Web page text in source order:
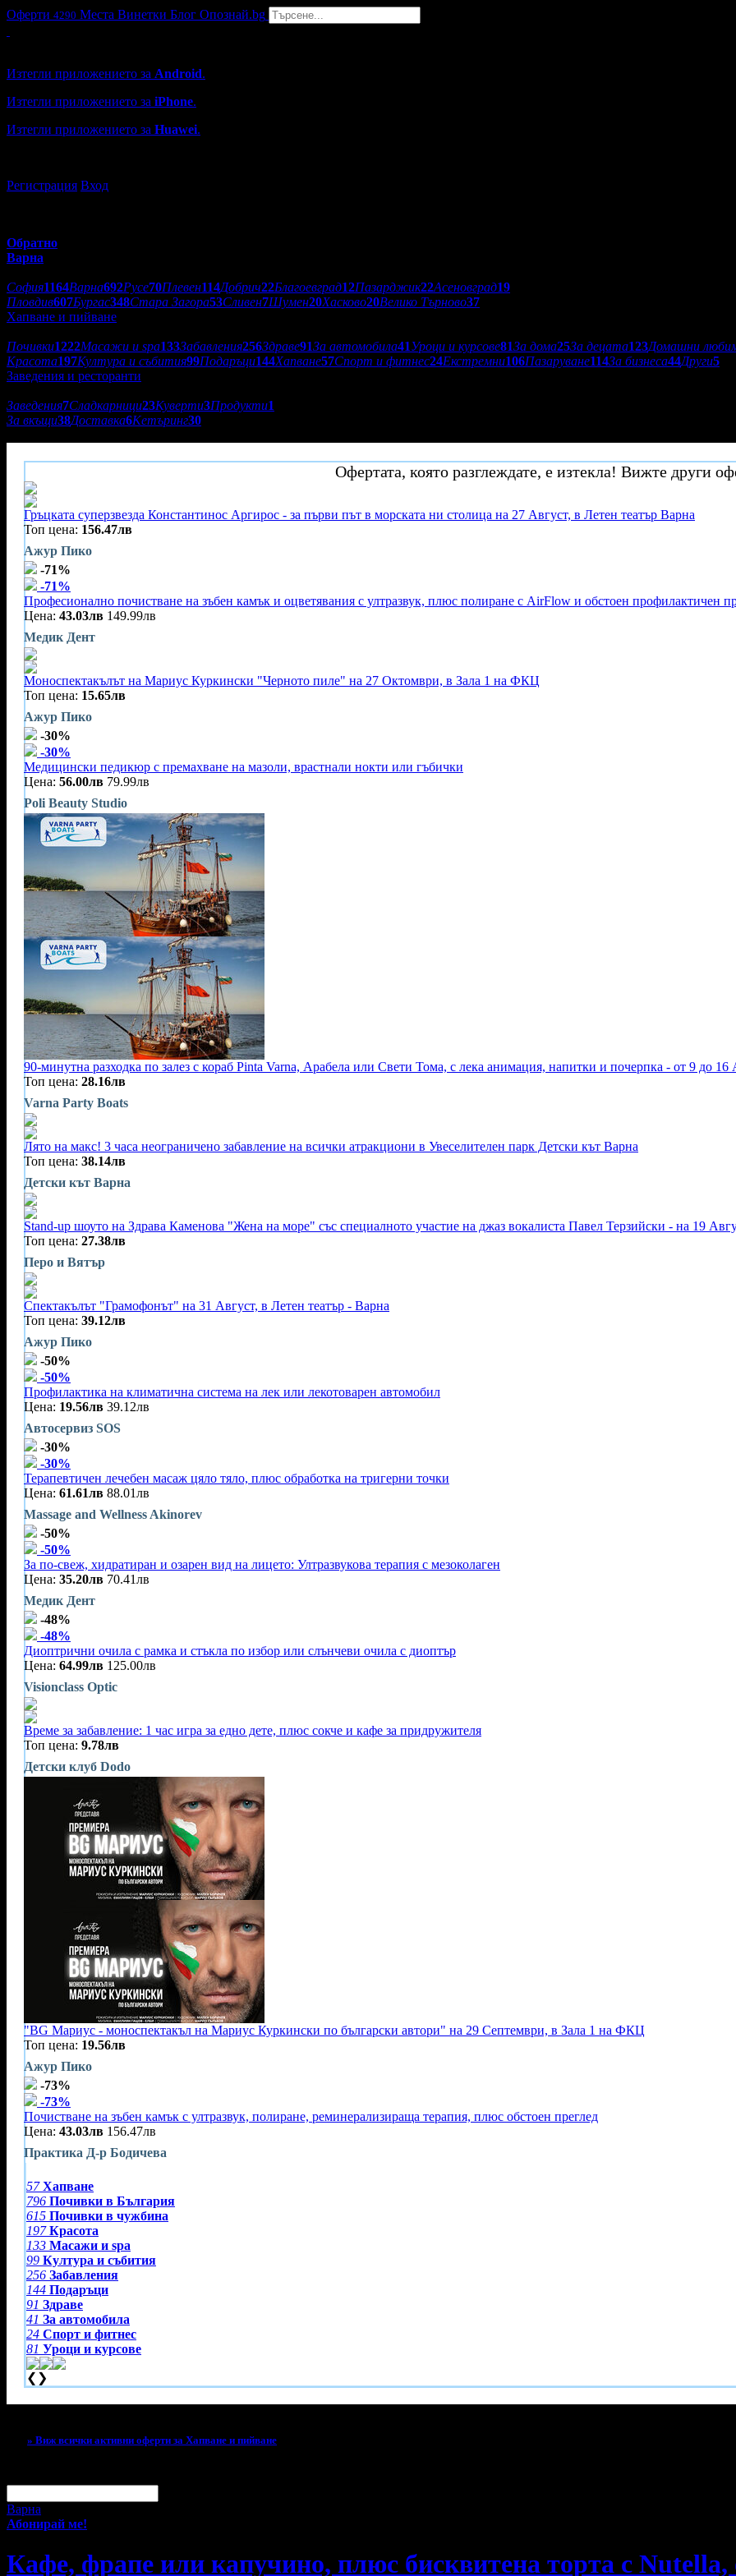
Оферти 4290 Места Винетки Блог Опознай.bg
Изтегли приложението за Android.
Изтегли приложението за iPhone.
Изтегли приложението за Huawei.
Регистрация Вход
Обратно
Варна
София1164Варна692Русе70Плевен114Добрич22Благоевград12Пазарджик22Асеновград19
Пловдив607Бургас348Стара Загора53Сливен7Шумен20Хасково20Велико Търново37
Хапване и пийване
Почивки1222Масажи и spa133Забавления256Здраве91За автомобила41Уроци и курсове81За дома25За децата123Домашни
Красота197Култура и събития99Подаръци144Хапване57Спорт и фитнес24Екстремни106Пазаруване114За бизнеса44Други5
Заведения и ресторанти
Заведения7Сладкарници23Куверти3Продукти1
За вкъщи38Доставка6Кетъринг30
Офертата, която разглеждате, е изтекла! Вижте други
Гръцката суперзвезда Константинос Аргирос - за първи път в морската ни столица на 27 Август, в Летен театър Варна
Топ цена: 156.47лв
Ажур Пико
-71%
-71%
Професионално почистване на зъбен камък и оцветявания с ултразвук, плюс полиране с AirFlow и обстоен профилактичен
Цена: 43.03лв 149.99лв
Медик Дент
Моноспектакълът на Мариус Куркински "Черното пиле" на 27 Октомври, в Зала 1 на ФКЦ
Топ цена: 15.65лв
Ажур Пико
-30%
-30%
Медицински педикюр с премахване на мазоли, врастнали нокти или гъбички
Цена: 56.00лв 79.99лв
Poli Beauty Studio
90-минутна разходка по залез с кораб Pinta Varna, Арабела или Свети Тома, с лека анимация, напитки и почерпка - от 9 до 16
Топ цена: 28.16лв
Varna Party Boats
Лято на макс! 3 часа неограничено забавление на всички атракциони в Увеселителен парк Детски кът Варна
Топ цена: 38.14лв
Детски кът Варна
Stand-up шоуто на Здрава Каменова "Жена на море" със специалното участие на джаз вокалиста Павел Терзийски - на 19
Топ цена: 27.38лв
Перо и Вятър
Спектакълът "Грамофонът" на 31 Август, в Летен театър - Варна
Топ цена: 39.12лв
Ажур Пико
-50%
-50%
Профилактика на климатична система на лек или лекотоварен автомобил
Цена: 19.56лв 39.12лв
Автосервиз SOS
-30%
-30%
Терапевтичен лечебен масаж цяло тяло, плюс обработка на тригерни точки
Цена: 61.61лв 88.01лв
Massage and Wellness Akinorev
-50%
-50%
За по-свеж, хидратиран и озарен вид на лицето: Ултразвукова терапия с мезоколаген
Цена: 35.20лв 70.41лв
Медик Дент
-48%
-48%
Диоптрични очила с рамка и стъкла по избор или слънчеви очила с диоптър
Цена: 64.99лв 125.00лв
Visionclass Optic
Време за забавление: 1 час игра за едно дете, плюс сокче и кафе за придружителя
Топ цена: 9.78лв
Детски клуб Dodo
"BG Мариус - моноспектакъл на Мариус Куркински по български автори" на 29 Септември, в Зала 1 на ФКЦ
Топ цена: 19.56лв
Ажур Пико
-73%
-73%
Почистване на зъбен камък с ултразвук, полиране, реминерализираща терапия, плюс обстоен преглед
Цена: 43.03лв 156.47лв
Практика Д-р Бодичева
57 Хапване
796 Почивки в България
615 Почивки в чужбина
197 Красота
133 Масажи и spa
99 Култура и събития
256 Забавления
144 Подаръци
91 Здраве
41 За автомобила
24 Спорт и фитнес
81 Уроци и курсове
❮ ❯
» Виж всички активни оферти за Хапване и пийване
Варна
Абонирай ме!
Кафе, фрапе или капучино, плюс бисквитена торта с